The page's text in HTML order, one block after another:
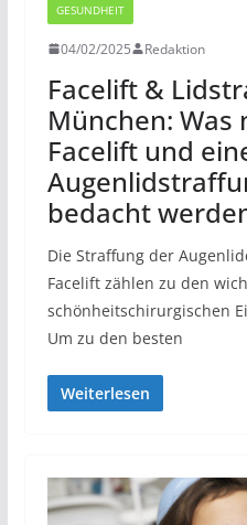
GESUNDHEIT
04/02/2025 Redaktion
Facelift &
München: Was
Facelift und
bedacht
Die Straffung der
Facelift zählen zu den
schönheitschirurgischen
Um zu den besten
Weiterlesen